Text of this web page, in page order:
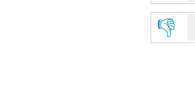
👎